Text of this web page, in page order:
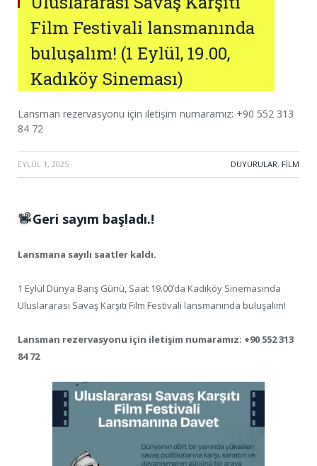
Film Festivali lansmanında
buluşalım! (1 Eylül, 19.00,
Kadıköy Sineması)
Lansman rezervasyonu için iletişim numaramız: +90 552 313
84 72
EYLÜL 1, 2025 · DUYURULAR, FILM
Geri sayım başladı.!
Lansmana sayılı saatler kaldı.
1 Eylül Dünya Barış Günü, Saat 19.00’da Kadıköy Sinemasında
Uluslararası Savaş Karşıtı Film Festivali lansmanında buluşalım!
Lansman rezervasyonu için iletişim numaramız: +90 552 313
84 72